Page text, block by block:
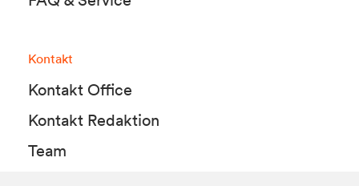
Kontakt
Kontakt Office
Kontakt Redaktion
Team